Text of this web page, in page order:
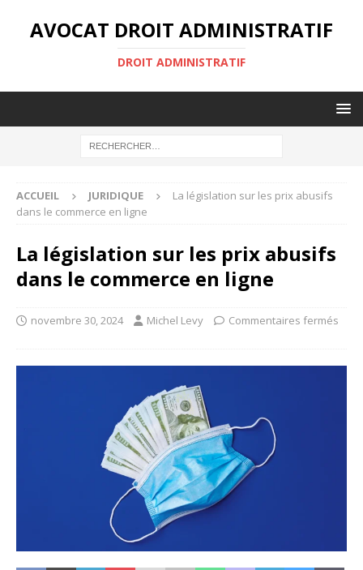
AVOCAT DROIT ADMINISTRATIF
DROIT ADMINISTRATIF
ACCUEIL JURIDIQUE
La législation sur les prix abusifs
dans le commerce en ligne
La législation sur les prix abusifs
dans le commerce en ligne
novembre 30, 2024 Michel Levy Commentaires fermés